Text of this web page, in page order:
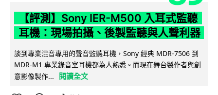
【評測】Sony IER-M500 入耳式監聽
耳機：現場拍攝、後製監聽與人聲利器
談到專業混音專用的聲音監聽耳機，Sony 經典 MDR-7506 到
MDR-M1 專業錄音室耳機都為人熟悉。而現在舞台製作者與創
意影像製作...
閱讀全文